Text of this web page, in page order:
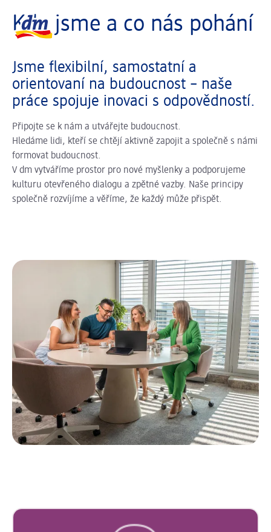
Kdo jsme a co nás pohání
Jsme flexibilní, samostatní a
orientovaní na budoucnost – naše
práce spojuje inovaci s odpovědností.
Připojte se k nám a utvářejte budoucnost.
Hledáme lidi, kteří se chtějí aktivně zapojit a společně s námi
formovat budoucnost.
V dm vytváříme prostor pro nové myšlenky a podporujeme
kulturu otevřeného dialogu a zpětné vazby. Naše principy
společně rozvíjíme a věříme, že každý může přispět.
O nás